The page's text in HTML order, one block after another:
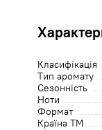
Класифікація
Тип аромату
Сезонність
Ноти
Формат
Країна ТМ